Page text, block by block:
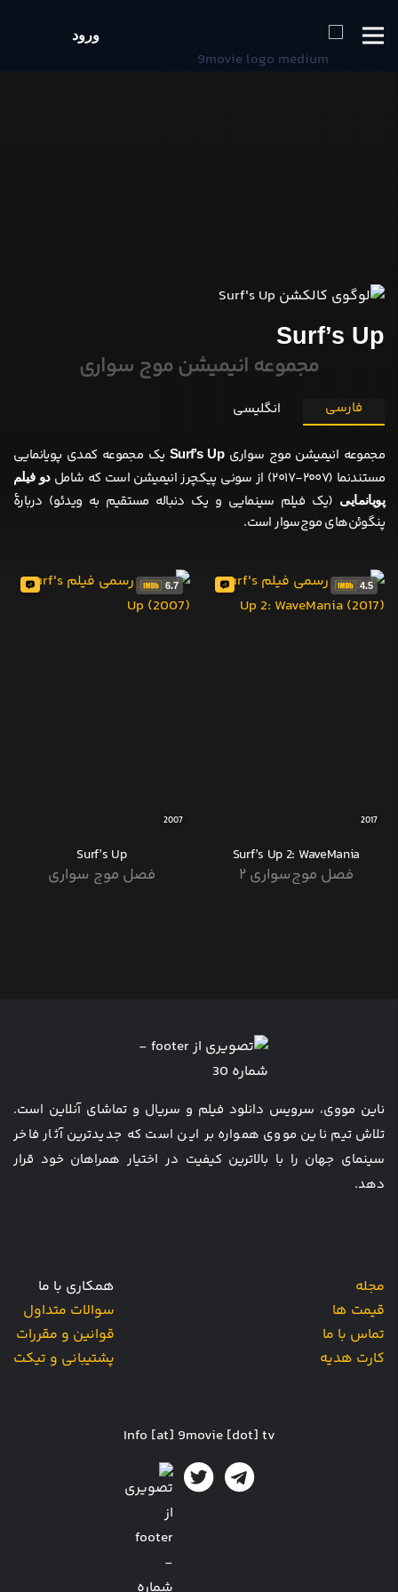
ورود
Surf’s Up
مجموعه انیمیشن موج سواری
فارسی انگلیسی
مجموعه انیمیشن موج سواریSurf’s Up یک مجموعه کمدی پویانمایی
مستندنما (۲۰۰۷-۲۰۱۷) از سونی پیکچرز انیمیشن است که شامل
دو فیلم
پویانمایی (یک فیلم سینمایی و یک دنباله مستقیم به ویدئو) دربارهٔ
پنگوئن‌های موج‌سوار است.
4.5
2017
Surf’s Up 2: WaveMania
فصل موج‌سواری ۲
6.7
2007
Surf’s Up
فصل موج سواری
ناین مووی، سرویس دانلود فیلم و سریال و تماشای آنلاین است.
تلاش تیم ناین مووی همواره بر این است که جدیدترین آثار فاخر
سینمای جهان را با بالاترین کیفیت در اختیار همراهان خود قرار
دهد.
مجله
قیمت ها
تماس با ما
کارت هدیه
همکاری با ما
سوالات متداول
قوانین و مقررات
پشتیبانی و تیکت
Info [at] 9movie [dot] tv